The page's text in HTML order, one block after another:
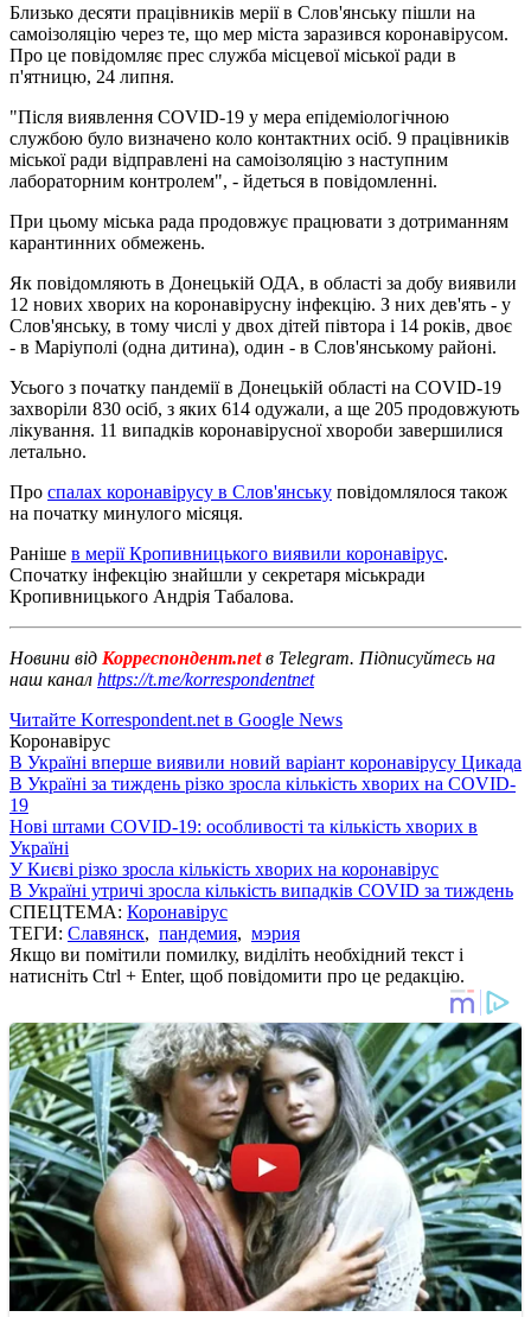
Близько десяти працівників мерії в Слов'янську пішли на
самоізоляцію через те, що мер міста заразився коронавірусом.
Про це повідомляє прес служба місцевої міської ради в
п'ятницю, 24 липня.
"Після виявлення COVID-19 у мера епідеміологічною
службою було визначено коло контактних осіб. 9 працівників
міської ради відправлені на самоізоляцію з наступним
лабораторним контролем", - йдеться в повідомленні.
При цьому міська рада продовжує працювати з дотриманням
карантинних обмежень.
Як повідомляють в Донецькій ОДА, в області за добу виявили
12 нових хворих на коронавірусну інфекцію. З них дев'ять - у
Слов'янську, в тому числі у двох дітей півтора і 14 років, двоє
- в Маріуполі (одна дитина), один - в Слов'янському районі.
Усього з початку пандемії в Донецькій області на COVID-19
захворіли 830 осіб, з яких 614 одужали, а ще 205 продовжують
лікування. 11 випадків коронавірусної хвороби завершилися
летально.
Про спалах коронавірусу в Слов'янську повідомлялося також
на початку минулого місяця.
Раніше в мерії Кропивницького виявили коронавірус.
Спочатку інфекцію знайшли у секретаря міськради
Кропивницького Андрія Табалова.
Новини від Корреспондент.netв Telegram. Підписуйтесь на
наш канал https://t.me/korrespondentnet
Читайте Korrespondent.net в Google News
Коронавірус
В Україні вперше виявили новий варіант коронавірусу Цикада
В Україні за тиждень різко зросла кількість хворих на COVID-
19
Нові штами COVID-19: особливості та кількість хворих в
Україні
У Києві різко зросла кількість хворих на коронавірус
В Україні утричі зросла кількість випадків COVID за тиждень
СПЕЦТЕМА: Коронавірус
ТЕГИ: Славянск, пандемия, мэрия
Якщо ви помітили помилку, виділіть необхідний текст і
натисніть Ctrl + Enter, щоб повідомити про це редакцію.